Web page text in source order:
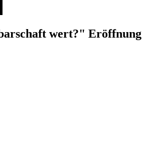
wert?" Eröffnung